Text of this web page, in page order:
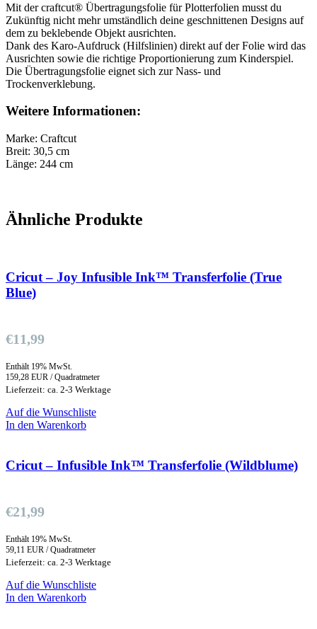
Mit der craftcut® Übertragungsfolie für Plotterfolien musst du
Zukünftig nicht mehr umständlich deine geschnittenen Designs auf
dem zu beklebende Objekt ausrichten.
Dank des Karo-Aufdruck (Hilfslinien) direkt auf der Folie wird das
Ausrichten sowie die richtige Proportionierung zum Kinderspiel.
Die Übertragungsfolie eignet sich zur Nass- und
Trockenverklebung.
Weitere Informationen:
Marke: Craftcut
Breit: 30,5 cm
Länge: 244 cm
Ähnliche Produkte
Cricut – Joy Infusible Ink™ Transferfolie (True
Blue)
€11,99
Enthält 19% MwSt.
159,28 EUR / Quadratmeter
Lieferzeit: ca. 2-3 Werktage
Auf die Wunschliste
In den Warenkorb
Cricut – Infusible Ink™ Transferfolie (Wildblume)
€21,99
Enthält 19% MwSt.
59,11 EUR / Quadratmeter
Lieferzeit: ca. 2-3 Werktage
Auf die Wunschliste
In den Warenkorb